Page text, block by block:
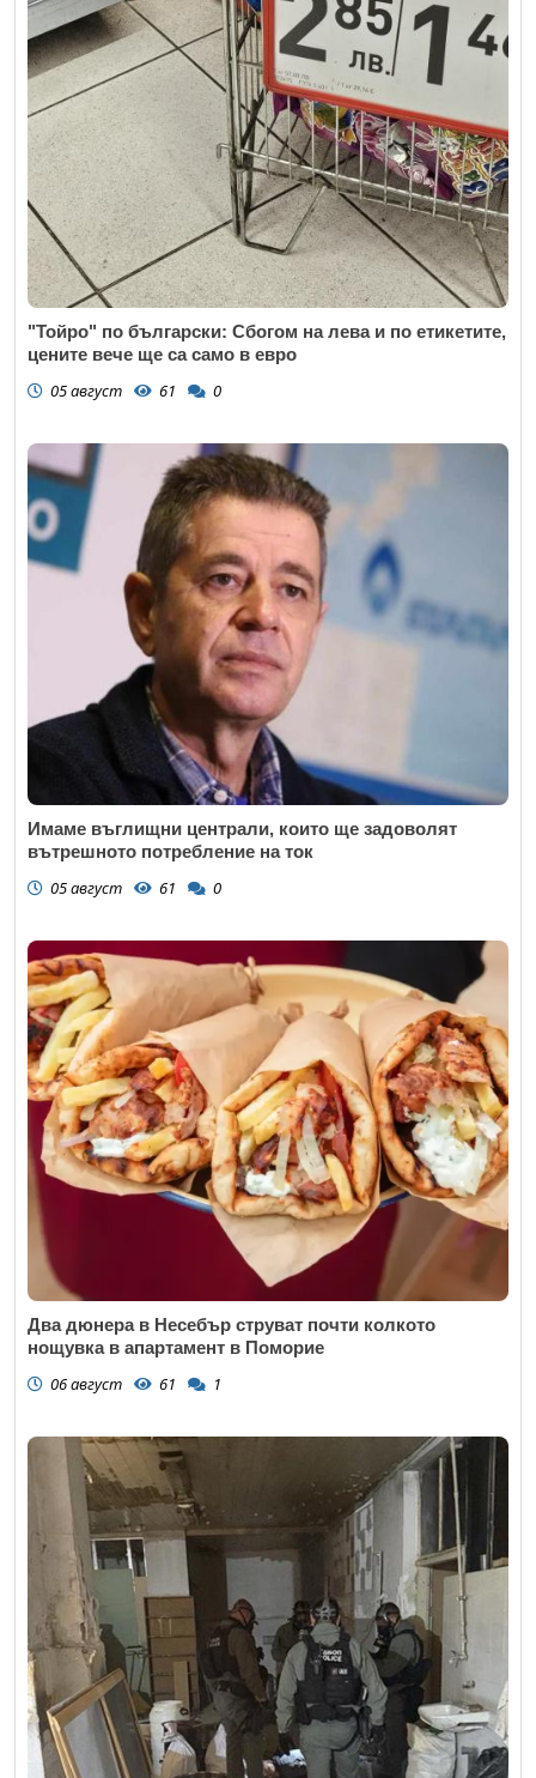
"Тойро" по български: Сбогом на лева и по етикетите,
цените вече ще са само в евро
05 август 61 0
Имаме въглищни централи, които ще задоволят
вътрешното потребление на ток
05 август 61 0
Два дюнера в Несебър струват почти колкото
нощувка в апартамент в Поморие
06 август 61 1